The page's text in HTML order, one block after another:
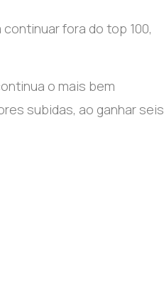
fora do top 100,
o mais bem
subidas, ao ganhar seis